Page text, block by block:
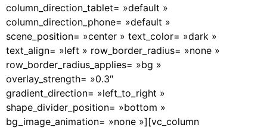
column_direction_tablet= »default »
column_direction_phone= »default »
scene_position= »center » text_color= »dark »
text_align= »left » row_border_radius= »none »
row_border_radius_applies= »bg »
overlay_strength= »0.3″
gradient_direction= »left_to_right »
shape_divider_position= »bottom »
bg_image_animation= »none »][vc_column